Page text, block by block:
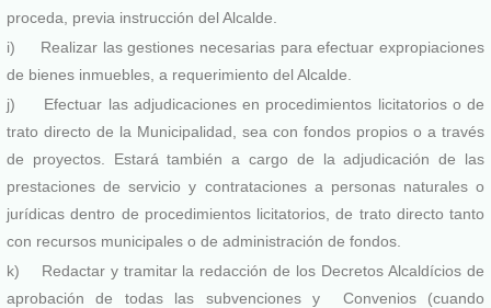
proceda, previa instrucción del Alcalde.
i) Realizar las gestiones necesarias para efectuar expropiaciones
de bienes inmuebles, a requerimiento del Alcalde.
j) Efectuar las adjudicaciones en procedimientos licitatorios o de
trato directo de la Municipalidad, sea con fondos propios o a través
de proyectos. Estará también a cargo de la adjudicación de las
prestaciones de servicio y contrataciones a personas naturales o
jurídicas dentro de procedimientos licitatorios, de trato directo tanto
con recursos municipales o de administración de fondos.
k) Redactar y tramitar la redacción de los Decretos Alcaldícios de
aprobación de todas las subvenciones y Convenios (cuando